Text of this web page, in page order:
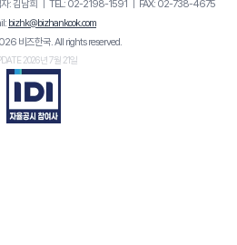
: 김남희 TEL: 02-2198-1591
FAX: 02-738-4675
bizhk@bizhankook.com
비즈한국. All rights reserved.
2026년 7월 21일